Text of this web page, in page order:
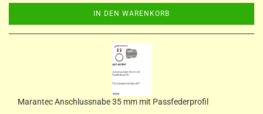
IN DEN WARENKORB
Marantec Anschlussnabe 35 mm mit Passfederprofil